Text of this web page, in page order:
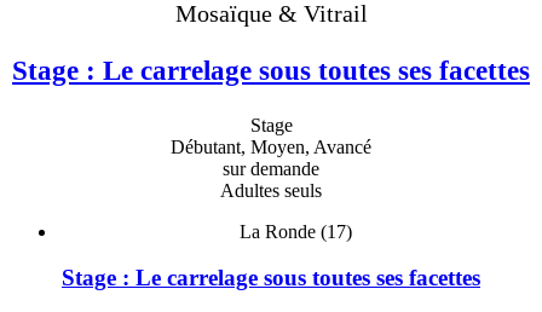
Mosaïque & Vitrail
Stage : Le carrelage sous toutes ses facettes
Stage
Débutant, Moyen, Avancé
sur demande
Adultes seuls
La Ronde (17)
Stage : Le carrelage sous toutes ses facettes